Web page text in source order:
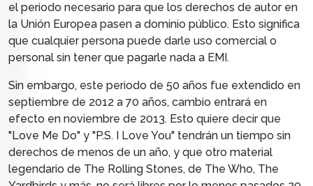
el periodo necesario para que los derechos de autor en
la Unión Europea pasen a dominio público. Esto significa
que cualquier persona puede darle uso comercial o
personal sin tener que pagarle nada a EMI.
Sin embargo, este periodo de 50 años fue extendido en
septiembre de 2012 a 70 años, cambio entrará en
efecto en noviembre de 2013. Esto quiere decir que
"Love Me Do" y "P.S. I Love You" tendrán un tiempo sin
derechos de menos de un año, y que otro material
legendario de The Rolling Stones, de The Who, The